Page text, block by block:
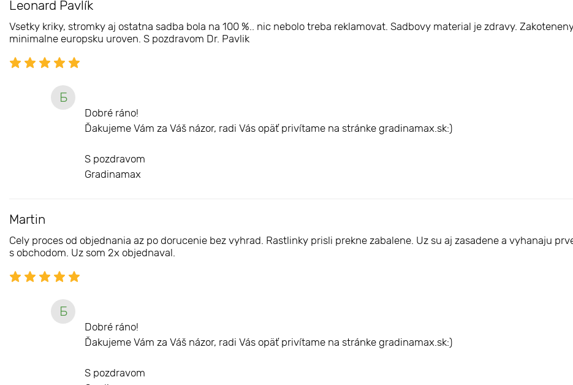
Leonard Pavlík
Vsetky kriky, stromky aj ostatna sadba bola na 100 %.. nic nebolo treba reklamovat. Sadbovy material je zdravy.
minimalne europsku uroven. S pozdravom Dr. Pavlik
Б
Dobré ráno!
Ďakujeme Vám za Váš názor, radi Vás opäť privítame na stránke gradinamax.sk:)
S pozdravom
Gradinamax
Martin
Cely proces od objednania az po dorucenie bez vyhrad. Rastlinky prisli prekne zabalene. Uz su aj zasadene a vyhanaju
s obchodom. Uz som 2x objednaval.
Б
Dobré ráno!
Ďakujeme Vám za Váš názor, radi Vás opäť privítame na stránke gradinamax.sk:)
S pozdravom